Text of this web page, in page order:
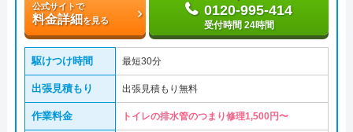
公式サイトで
料金詳細を見る
0120-995-414
受付時間 24時間
駆けつけ時間 最短30分
出張見積もり 出張見積もり無料
作業料金 トイレの排水管のつまり修理1,500円〜